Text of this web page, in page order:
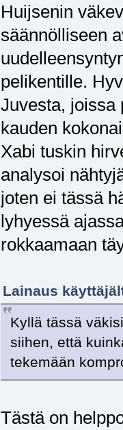
Huijsenin
säännölliseen
pelikentille.
Juvesta, joissa
kauden
Xabi tuskin
analysoi
joten ei tässä
lyhyessä
rokkaamaan
Lainaus
Kyllä tässä
siihen, että
tekemään
Tästä on